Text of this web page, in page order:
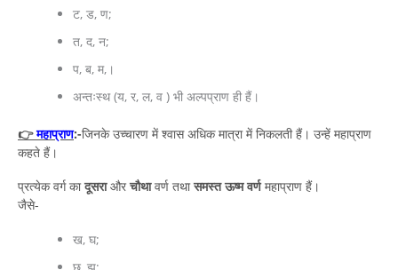
ट, ड, ण;
त, द, न;
प, ब, म,।
अन्तःस्थ (य, र, ल, व ) भी अल्पप्राण ही हैं।
👉महाप्राण:-जिनके उच्चारण में श्वास अधिक मात्रा में निकलती हैं। उन्हें महाप्राण
कहते हैं।
प्रत्येक वर्ग कादूसराऔरचौथावर्ण तथासमस्त ऊष्म वर्णमहाप्राण हैं।
जैसे-
ख, घ;